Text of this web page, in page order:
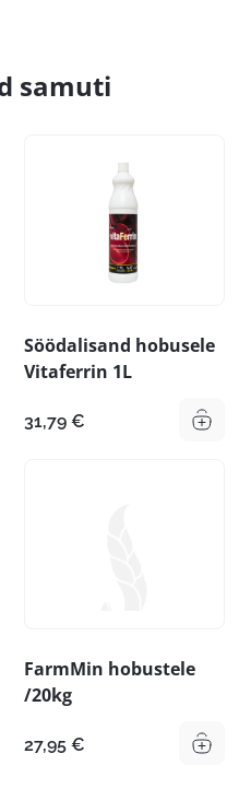
samuti
Söödalisand hobusele
Vitaferrin 1L
31,79 €
FarmMin hobustele
/20kg
27,95 €